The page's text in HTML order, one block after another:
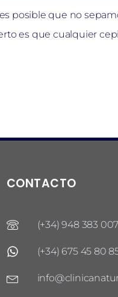
posible que no
es que cualquier
CONTACTO
(+34) 948 383 007
(+34) 675 45 80